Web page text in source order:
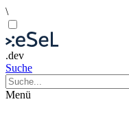
\
.dev
Suche
Menü